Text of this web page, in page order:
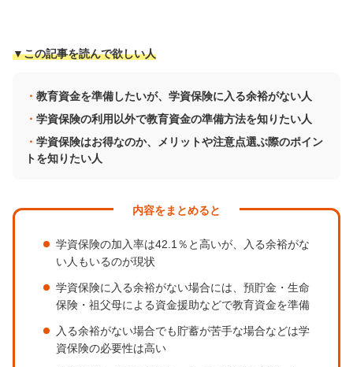
▼この記事を読んで欲しい人
教育資金を準備したいが、学資保険に入る余裕がない人
学資保険の利用以外で教育資金の準備方法を知りたい人
学資保険はお得なのか、メリットや注意点選ぶ際のポイン
トを知りたい人
内容をまとめると
学資保険の加入率は42.1％と高いが、入る余裕がな
い人もいるのが現状
学資保険に入る余裕がない場合には、預貯金・生命
保険・祖父母による資金援助などで教育資金を準備
入る余裕がない場合でも貯蓄が苦手な場合などは学
資保険の必要性は高い